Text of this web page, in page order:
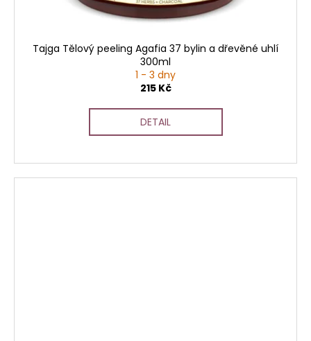
Tajga Tělový peeling Agafia 37 bylin a dřevěné uhlí
300ml
1 - 3 dny
215 Kč
DETAIL